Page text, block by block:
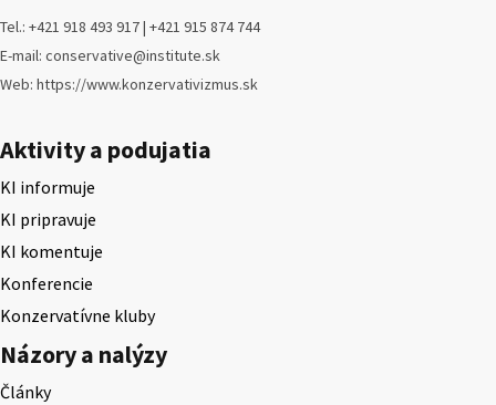
Tel.: +421 918 493 917 | +421 915 874 744
E-mail: conservative@institute.sk
Web: https://www.konzervativizmus.sk
Aktivity a podujatia
KI informuje
KI pripravuje
KI komentuje
Konferencie
Konzervatívne kluby
Názory a nalýzy
Články